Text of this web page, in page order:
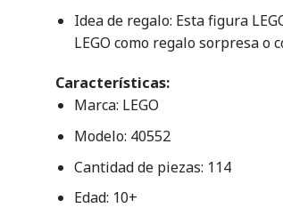
Idea de regalo: Esta figura
LEGO como regalo sorpresa o
Características:
Marca: LEGO
Modelo: 40552
Cantidad de piezas: 114
Edad: 10+